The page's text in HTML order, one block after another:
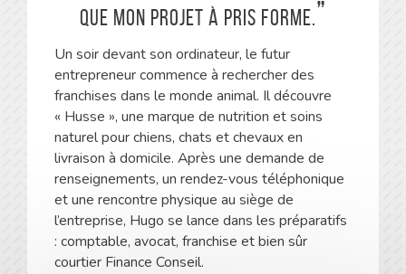
que mon projet à pris forme.
Un soir devant son ordinateur, le futur
entrepreneur commence à rechercher des
franchises dans le monde animal. Il découvre
« Husse », une marque de nutrition et soins
naturel pour chiens, chats et chevaux en
livraison à domicile. Après une demande de
renseignements, un rendez-vous téléphonique
et une rencontre physique au siège de
l’entreprise, Hugo se lance dans les préparatifs
: comptable, avocat, franchise et bien sûr
courtier Finance Conseil.